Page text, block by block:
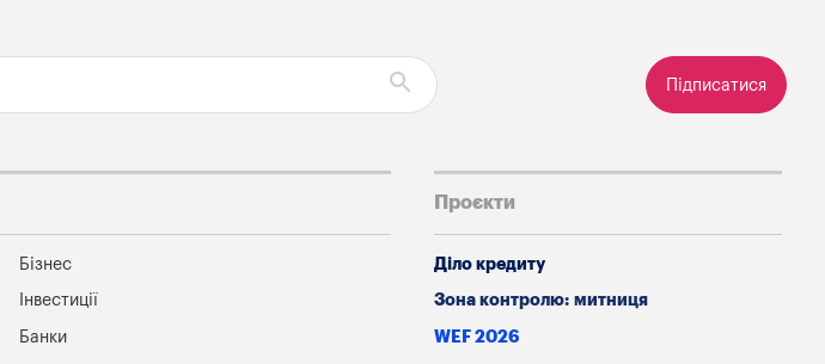
Підписатися
Бізнес
Інвестиції
Банки
Проєкти
Діло кредиту
Зона контролю: митниця
WEF 2026